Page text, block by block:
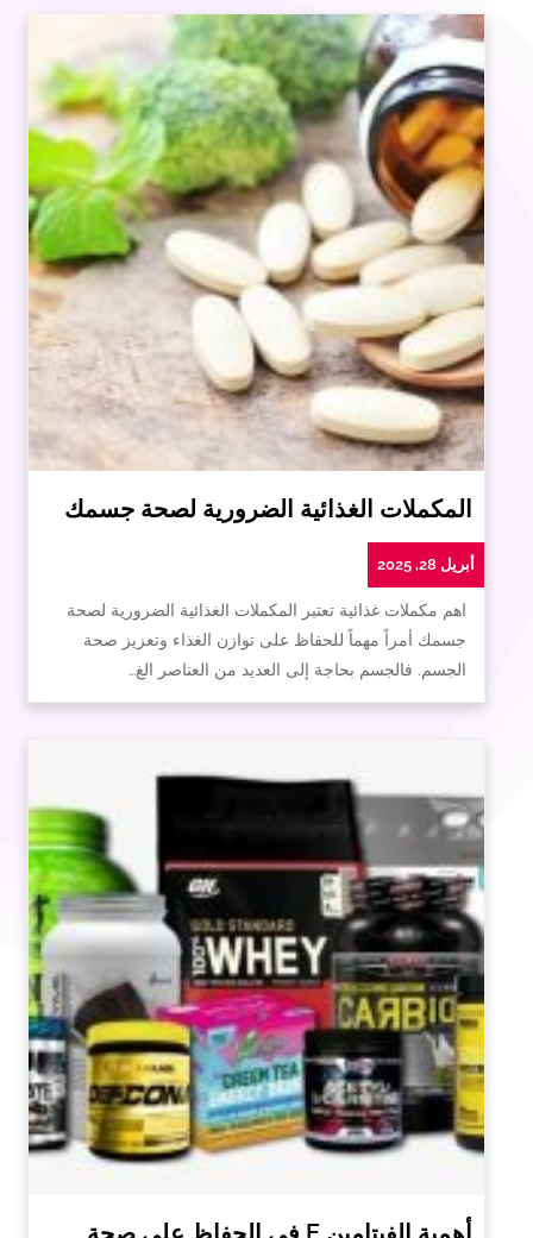
المكملات الغذائية الضرورية لصحة جسمك
أبريل 28, 2025
اهم مكملات غذائية تعتبر المكملات الغذائية الضرورية لصحة
جسمك أمراً مهماً للحفاظ على توازن الغذاء وتعزيز صحة
الجسم. فالجسم بحاجة إلى العديد من العناصر الغ…